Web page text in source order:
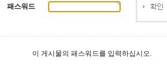
패스워드
이 게시물의 패스워드를 입력하십시오.